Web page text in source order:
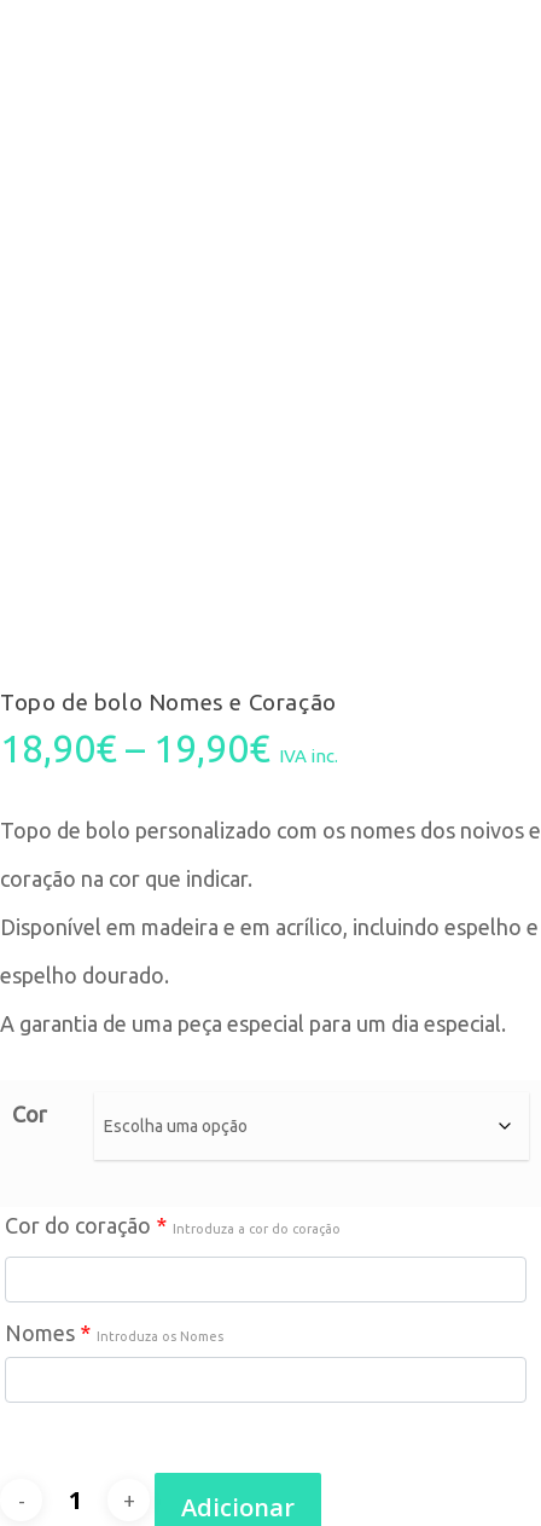
Topo de bolo Nomes e Coração
18,90€ – 19,90€ Price
18,90€
19,90€
IVA inc.
Topo de bolo personalizado com os nomes dos noivos e
coração na cor que indicar.
Disponível em madeira e em acrílico, incluindo espelho e
espelho dourado.
A garantia de uma peça especial para um dia especial.
Cor
Cor do coração * Introduza a cor do coração
Nomes * Introduza os Nomes
Quantidade
Adicionar